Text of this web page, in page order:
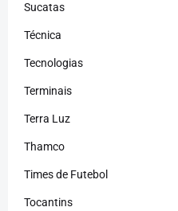
Sucatas
Técnica
Tecnologias
Terminais
Terra Luz
Thamco
Times de Futebol
Tocantins